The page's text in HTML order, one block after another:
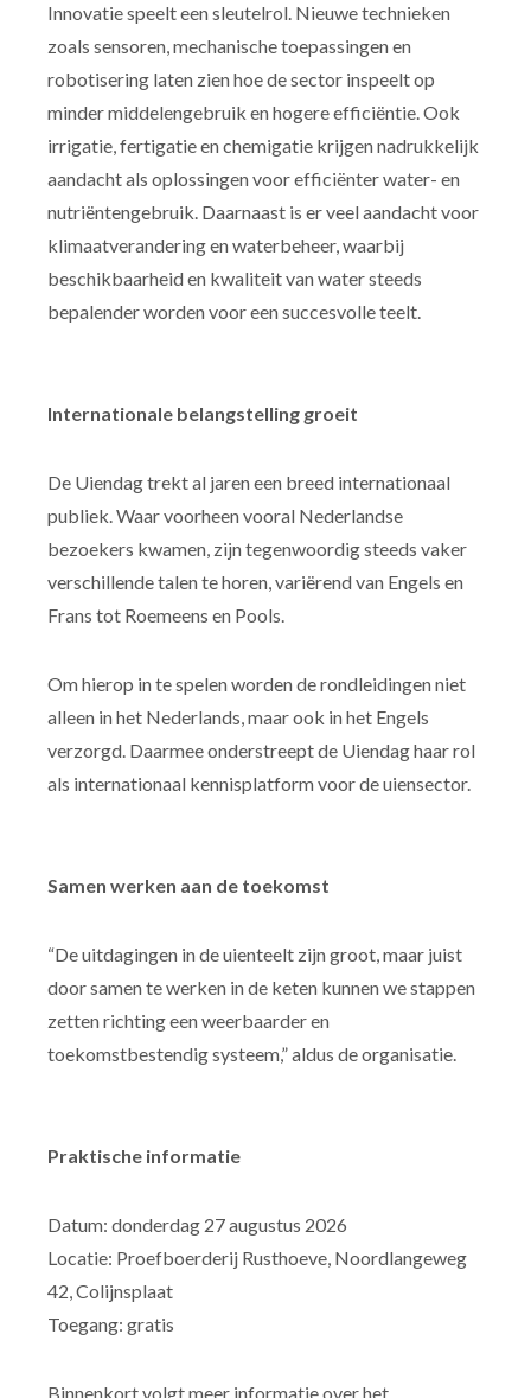
Innovatie speelt een sleutelrol. Nieuwe technieken
zoals sensoren, mechanische toepassingen en
robotisering laten zien hoe de sector inspeelt op
minder middelengebruik en hogere efficiëntie. Ook
irrigatie, fertigatie en chemigatie krijgen nadrukkelijk
aandacht als oplossingen voor efficiënter water- en
nutriëntengebruik. Daarnaast is er veel aandacht voor
klimaatverandering en waterbeheer, waarbij
beschikbaarheid en kwaliteit van water steeds
bepalender worden voor een succesvolle teelt.
Internationale belangstelling groeit
De Uiendag trekt al jaren een breed internationaal
publiek. Waar voorheen vooral Nederlandse
bezoekers kwamen, zijn tegenwoordig steeds vaker
verschillende talen te horen, variërend van Engels en
Frans tot Roemeens en Pools.
Om hierop in te spelen worden de rondleidingen niet
alleen in het Nederlands, maar ook in het Engels
verzorgd. Daarmee onderstreept de Uiendag haar rol
als internationaal kennisplatform voor de uiensector.
Samen werken aan de toekomst
“De uitdagingen in de uienteelt zijn groot, maar juist
door samen te werken in de keten kunnen we stappen
zetten richting een weerbaarder en
toekomstbestendig systeem,” aldus de organisatie.
Praktische informatie
Datum: donderdag 27 augustus 2026
Locatie: Proefboerderij Rusthoeve, Noordlangeweg
42, Colijnsplaat
Toegang: gratis
Binnenkort volgt meer informatie over het